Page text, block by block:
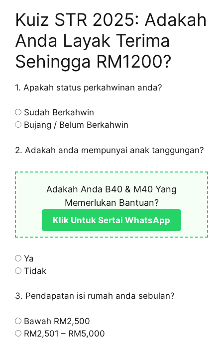
Kuiz STR 2025: Adakah
Anda Layak Terima
Sehingga RM1200?
1. Apakah status perkahwinan anda?
Sudah Berkahwin
Bujang / Belum Berkahwin
2. Adakah anda mempunyai anak tanggungan?
Adakah Anda B40 & M40 Yang
Memerlukan Bantuan?
Klik Untuk Sertai WhatsApp
Ya
Tidak
3. Pendapatan isi rumah anda sebulan?
Bawah RM2,500
RM2,501 – RM5,000